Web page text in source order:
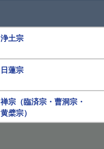
浄土宗
日蓮宗
禅宗（臨済宗・曹洞宗・
黄檗宗）